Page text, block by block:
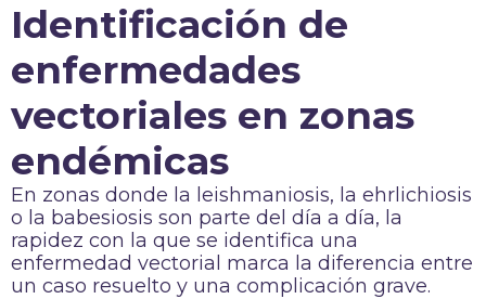
Identificación de
enfermedades
vectoriales en zonas
endémicas
En zonas donde la leishmaniosis, la ehrlichiosis
o la babesiosis son parte del día a día, la
rapidez con la que se identifica una
enfermedad vectorial marca la diferencia entre
un caso resuelto y una complicación grave.